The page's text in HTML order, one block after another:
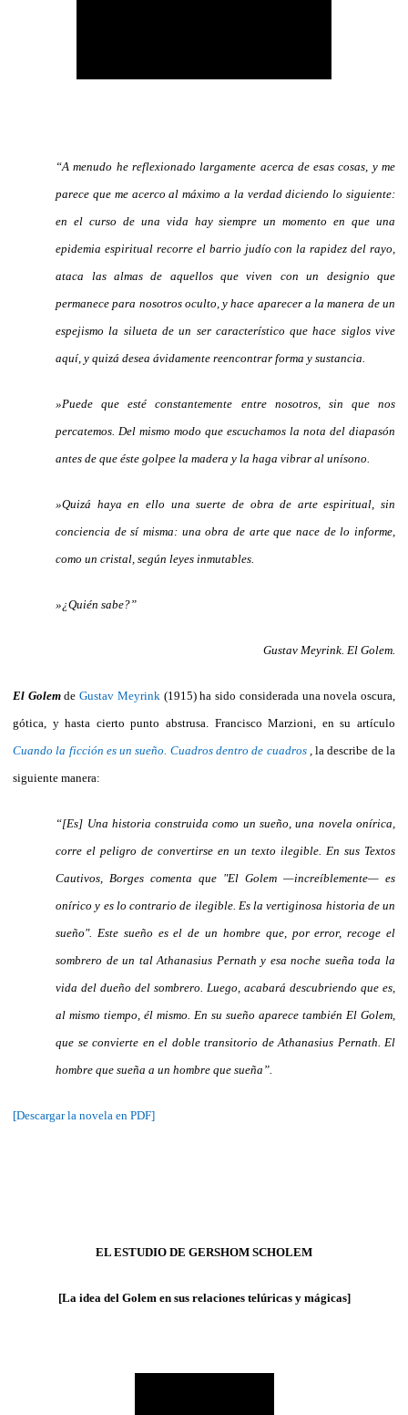
“A menudo he reflexionado largamente acerca de esas cosas, y me
parece que me acerco al máximo a la verdad diciendo lo siguiente:
en el curso de una vida hay siempre un momento en que una
epidemia espiritual recorre el barrio judío con la rapidez del rayo,
ataca las almas de aquellos que viven con un designio que
permanece para nosotros oculto, y hace aparecer a la manera de un
espejismo la silueta de un ser característico que hace siglos vive
aquí, y quizá desea ávidamente reencontrar forma y sustancia.
»Puede que esté constantemente entre nosotros, sin que nos
percatemos. Del mismo modo que escuchamos la nota del diapasón
antes de que éste golpee la madera y la haga vibrar al unísono.
»Quizá haya en ello una suerte de obra de arte espiritual, sin
conciencia de sí misma: una obra de arte que nace de lo informe,
como un cristal, según leyes inmutables.
»¿Quién sabe?”
Gustav Meyrink. El Golem.
El GolemdeGustav Meyrink(1915) ha sido considerada una novela oscura,
gótica, y hasta cierto punto abstrusa. Francisco Marzioni, en su artículo
Cuando la ficción es un sueño. Cuadros dentro de cuadros,la describe de la
siguiente manera:
“[Es] Una historia construida como un sueño, una novela onírica,
corre el peligro de convertirse en un texto ilegible. En sus Textos
Cautivos, Borges comenta que "El Golem —increíblemente— es
onírico y es lo contrario de ilegible. Es la vertiginosa historia de un
sueño". Este sueño es el de un hombre que, por error, recoge el
sombrero de un tal Athanasius Pernath y esa noche sueña toda la
vida del dueño del sombrero. Luego, acabará descubriendo que es,
al mismo tiempo, él mismo. En su sueño aparece también El Golem,
que se convierte en el doble transitorio de Athanasius Pernath. El
hombre que sueña a un hombre que sueña”.
[Descargar la novela en PDF]
EL ESTUDIO DE GERSHOM SCHOLEM
[La idea del Golem en sus relaciones telúricas y mágicas]